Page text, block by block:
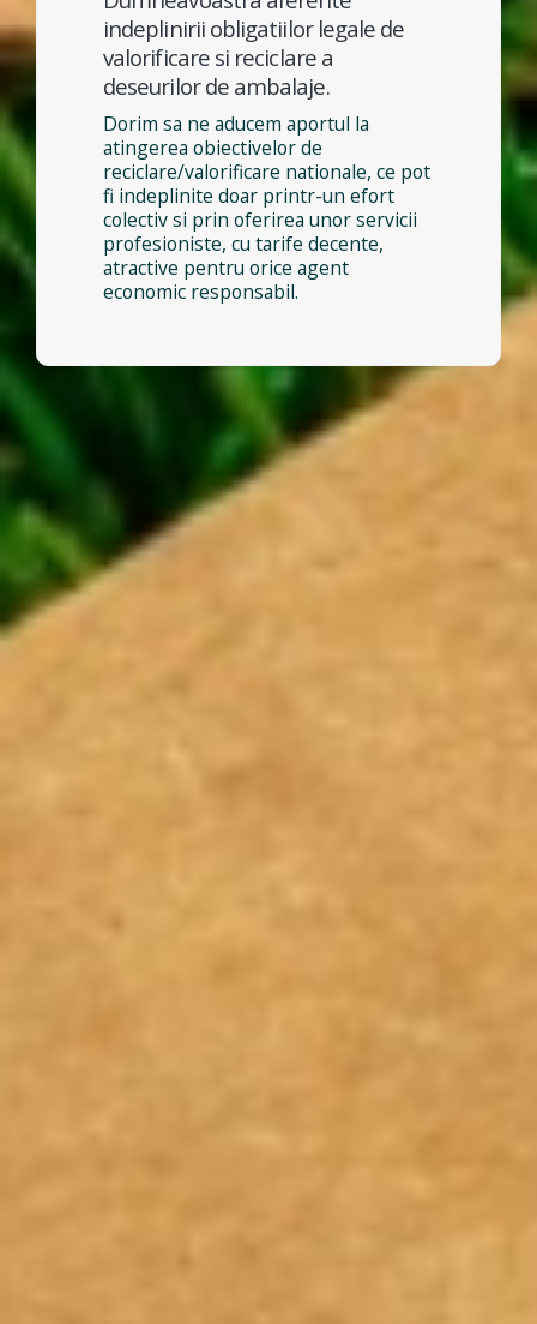
indeplinirii obligatiilor legale de
valorificare si reciclare a
deseurilor de ambalaje.
Dorim sa ne aducem aportul la
atingerea obiectivelor de
reciclare/valorificare nationale, ce pot
fi indeplinite doar printr-un efort
colectiv si prin oferirea unor servicii
profesioniste, cu tarife decente,
atractive pentru orice agent
economic responsabil.